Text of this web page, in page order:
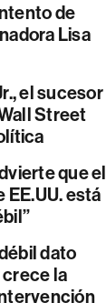
de
Lisa
el sucesor
Street
que el
está
dato
crece la